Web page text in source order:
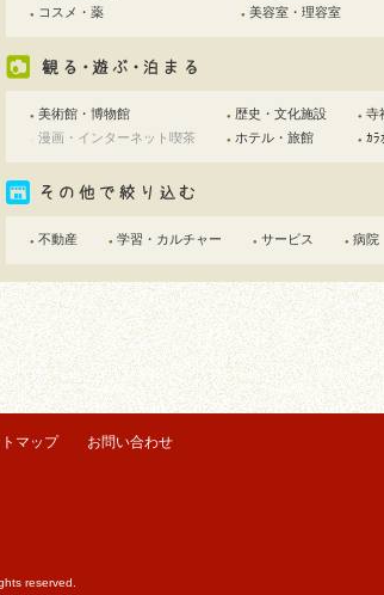
● コスメ・薬 ● 美容室・理容室
● 美術館・博物館
漫画・インターネット喫茶
● 歴史・文化施設
● ホテル・旅館
● 寺
● ｶﾗ
● 不動産 ● 学習・カルチャー ● サービス ● 病院
マップ お問い合わせ
reserved.